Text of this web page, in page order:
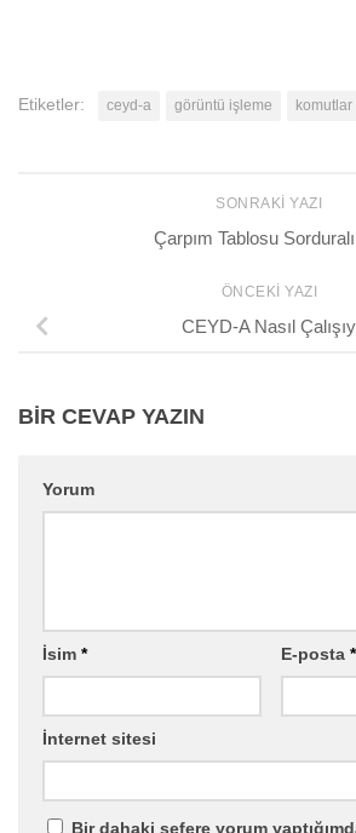
Etiketler: ceyd-a görüntü işleme komutlar
SONRAKI YAZI
Çarpım Tablosu
ÖNCEKI YAZI
CEYD-A Nasıl
BIR CEVAP YAZIN
Yorum
İsim * E-posta *
İnternet sitesi
Bir dahaki sefere yorum